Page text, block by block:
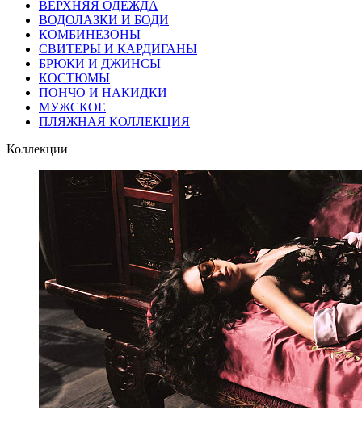
ВЕРХНЯЯ ОДЕЖДА
ВОДОЛАЗКИ И БОДИ
КОМБИНЕЗОНЫ
СВИТЕРЫ И КАРДИГАНЫ
БРЮКИ И ДЖИНСЫ
КОСТЮМЫ
ПОНЧО И НАКИДКИ
МУЖСКОЕ
ПЛЯЖНАЯ КОЛЛЕКЦИЯ
Коллекции